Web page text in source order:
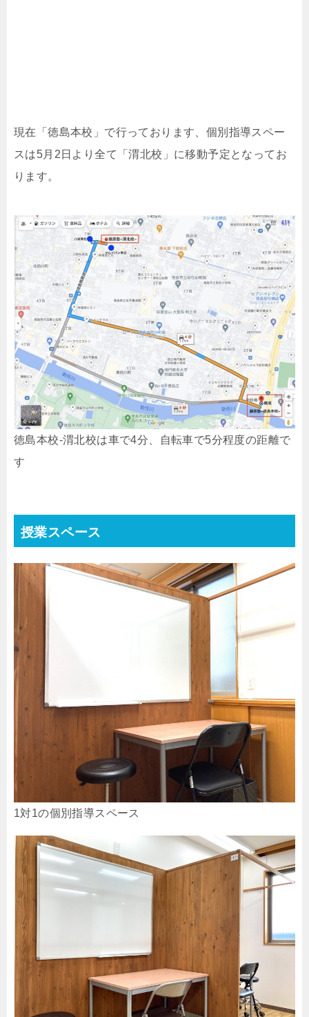
現在「徳島本校」で行っております、個別指導スペー
スは5月2日より全て「渭北校」に移動予定となってお
ります。
徳島本校-渭北校は車で4分、自転車で5分程度の距離で
す
授業スペース
1対1の個別指導スペース